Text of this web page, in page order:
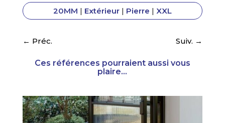
20MM | Extérieur| Pierre | XXL
← Préc. Suiv. →
Ces références pourraient aussi vous
plaire...